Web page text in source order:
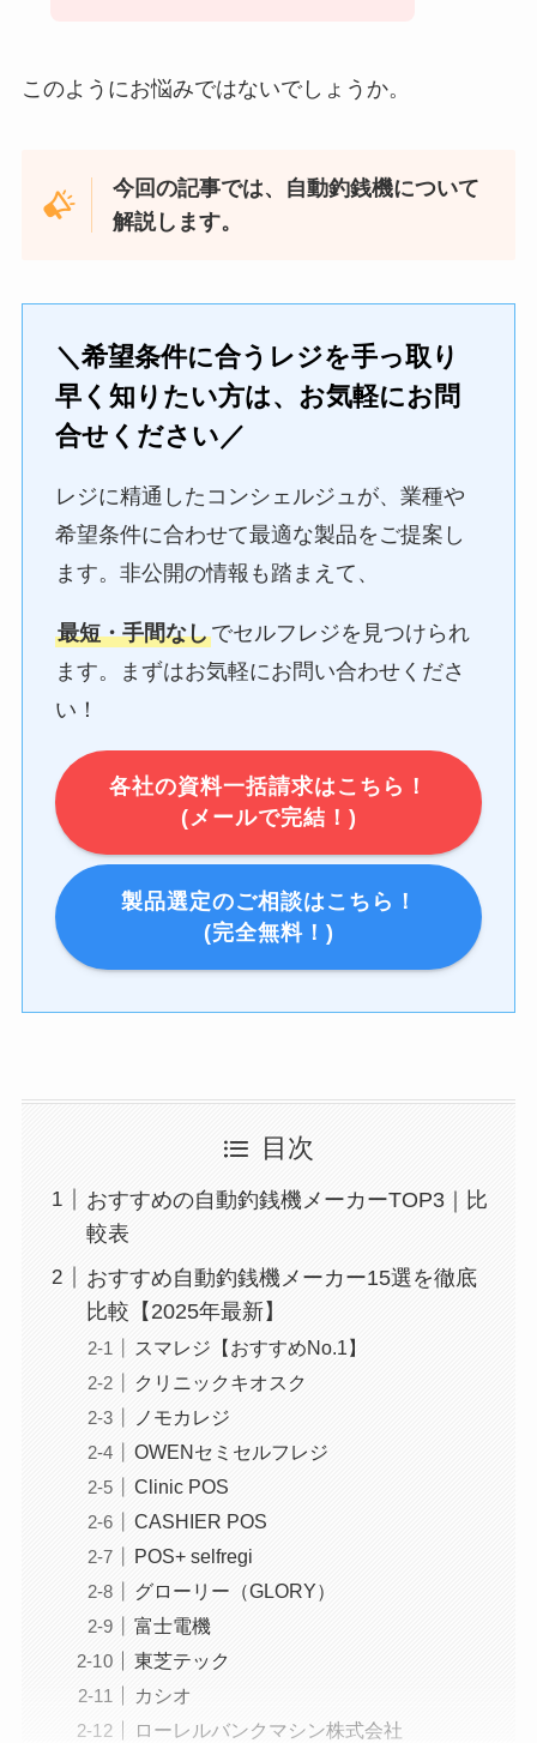
このようにお悩みではないでしょうか。
今回の記事では、自動釣銭機について
解説します。
＼希望条件に合うレジを手っ取り
早く知りたい方は、お気軽にお問
合せください／
レジに精通したコンシェルジュが、業種や
希望条件に合わせて最適な製品をご提案し
ます。非公開の情報も踏まえて、
最短・手間なしでセルフレジを見つけられ
ます。まずはお気軽にお問い合わせくださ
い！
各社の資料一括請求はこちら！
(メールで完結！)
製品選定のご相談はこちら！
(完全無料！)
目次
おすすめの自動釣銭機メーカーTOP3｜比
較表
おすすめ自動釣銭機メーカー15選を徹底
比較【2025年最新】
スマレジ【おすすめNo.1】
クリニックキオスク
ノモカレジ
OWENセミセルフレジ
Clinic POS
CASHIER POS
POS+ selfregi
グローリー（GLORY）
富士電機
東芝テック
カシオ
ローレルバンクマシン株式会社